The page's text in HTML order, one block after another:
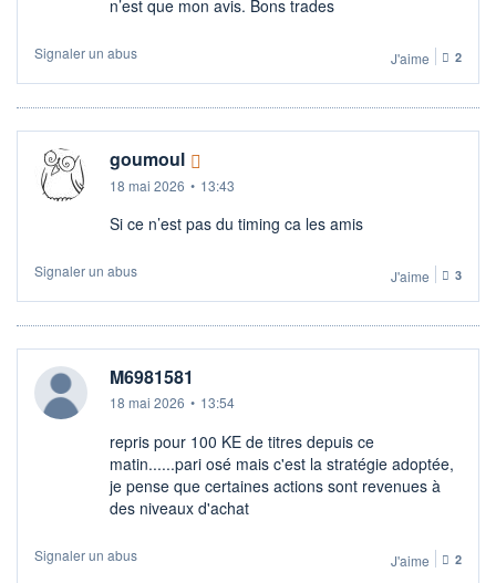
n’est que mon avis. Bons trades
Signaler un abus J'aime 2
goumoul
18 mai 2026 • 13:43
Si ce n’est pas du timing ca les amis
Signaler un abus J'aime 3
M6981581
18 mai 2026 • 13:54
repris pour 100 KE de titres depuis ce
matin......pari osé mais c'est la stratégie adoptée,
je pense que certaines actions sont revenues à
des niveaux d'achat
Signaler un abus J'aime 2